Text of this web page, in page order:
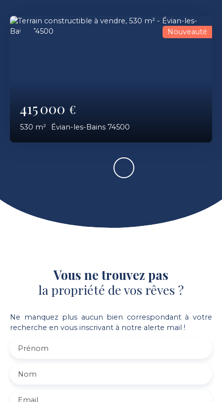
415 000 €
530 m² Évian-les-Bains 74500
Nouveauté
Vous ne trouvez pas
la propriété de vos rêves ?
Ne manquez plus aucun bien correspondant à votre
recherche en vous inscrivant à notre alerte mail !
Prénom
Nom
Email